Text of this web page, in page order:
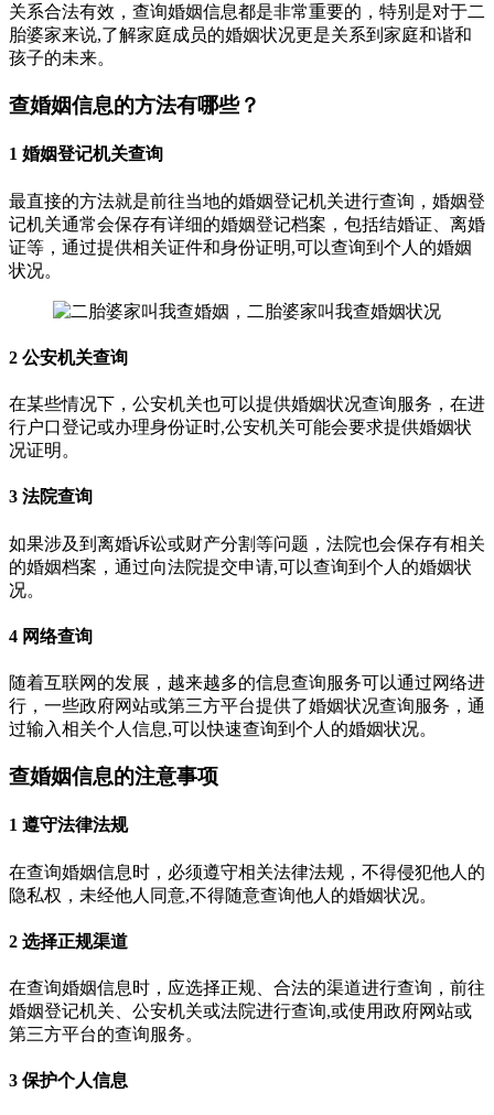
关系合法有效，查询婚姻信息都是非常重要的，特别是对于二
胎婆家来说,了解家庭成员的婚姻状况更是关系到家庭和谐和
孩子的未来。
查婚姻信息的方法有哪些？
1 婚姻登记机关查询
最直接的方法就是前往当地的婚姻登记机关进行查询，婚姻登
记机关通常会保存有详细的婚姻登记档案，包括结婚证、离婚
证等，通过提供相关证件和身份证明,可以查询到个人的婚姻
状况。
2 公安机关查询
在某些情况下，公安机关也可以提供婚姻状况查询服务，在进
行户口登记或办理身份证时,公安机关可能会要求提供婚姻状
况证明。
3 法院查询
如果涉及到离婚诉讼或财产分割等问题，法院也会保存有相关
的婚姻档案，通过向法院提交申请,可以查询到个人的婚姻状
况。
4 网络查询
随着互联网的发展，越来越多的信息查询服务可以通过网络进
行，一些政府网站或第三方平台提供了婚姻状况查询服务，通
过输入相关个人信息,可以快速查询到个人的婚姻状况。
查婚姻信息的注意事项
1 遵守法律法规
在查询婚姻信息时，必须遵守相关法律法规，不得侵犯他人的
隐私权，未经他人同意,不得随意查询他人的婚姻状况。
2 选择正规渠道
在查询婚姻信息时，应选择正规、合法的渠道进行查询，前往
婚姻登记机关、公安机关或法院进行查询,或使用政府网站或
第三方平台的查询服务。
3 保护个人信息